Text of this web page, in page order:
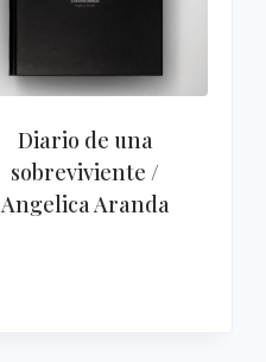
Diario de una
sobreviviente /
Angelica Aranda